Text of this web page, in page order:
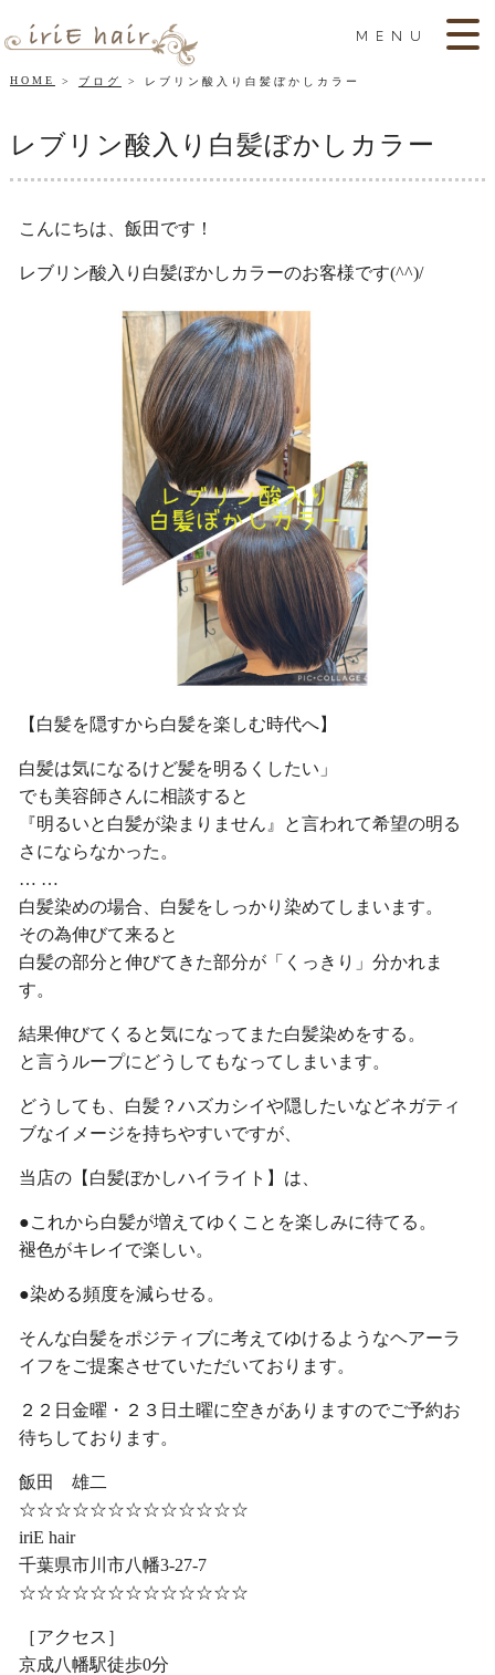
MENU
HOME ブログ レブリン酸入り白髪ぼかしカラー
レブリン酸入り白髪ぼかしカラー
こんにちは、飯田です！
レブリン酸入り白髪ぼかしカラーのお客様です(^^)/
【白髪を隠すから白髪を楽しむ時代へ】
白髪は気になるけど髪を明るくしたい」
でも美容師さんに相談すると
『明るいと白髪が染まりません』と言われて希望の明る
さにならなかった。
… …
白髪染めの場合、白髪をしっかり染めてしまいます。
その為伸びて来ると
白髪の部分と伸びてきた部分が「くっきり」分かれま
す。
結果伸びてくると気になってまた白髪染めをする。
と言うループにどうしてもなってしまいます。
どうしても、白髪？ハズカシイや隠したいなどネガティ
ブなイメージを持ちやすいですが、
当店の【白髪ぼかしハイライト】は、
●これから白髪が増えてゆくことを楽しみに待てる。
褪色がキレイで楽しい。
●染める頻度を減らせる。
そんな白髪をポジティブに考えてゆけるようなヘアーラ
イフをご提案させていただいております。
２２日金曜・２３日土曜に空きがありますのでご予約お
待ちしております。
飯田 雄二
☆☆☆☆☆☆☆☆☆☆☆☆☆
iriE hair
千葉県市川市八幡3-27-7
☆☆☆☆☆☆☆☆☆☆☆☆☆
［アクセス］
京成八幡駅徒歩0分